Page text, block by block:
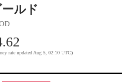
ルド
rate updated Aug 5, 02:10 UTC)